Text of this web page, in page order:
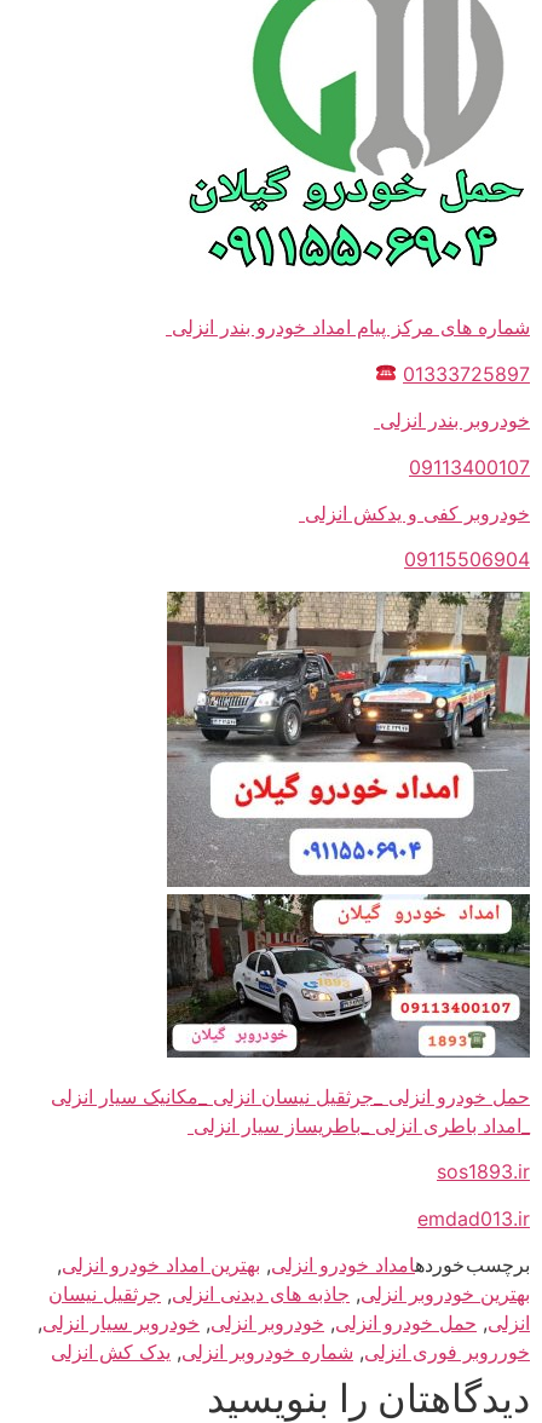
شماره های مرکز پیام امداد خودرو بندر انزلی
01333725897
خودروبر بندر انزلی
09113400107
خودروبر کفی و یدکش انزلی
09115506904
حمل خودرو انزلی _جرثقیل نیسان انزلی _مکانیک سیار انزلی
_امداد باطری انزلی _باطریساز سیار انزلی
sos1893.ir
emdad013.ir
برچسب خوردهامداد خودرو انزلی, بهترین امداد خودرو انزلی,
بهترین خودروبر انزلی, جاذبه های دیدنی انزلی, جرثقیل نیسان
انزلی, حمل خودرو انزلی, خودروبر انزلی, خودروبر سیار انزلی,
خورروبر فوری انزلی, شماره خودروبر انزلی, یدک کش انزلی
دیدگاهتان را بنویسید